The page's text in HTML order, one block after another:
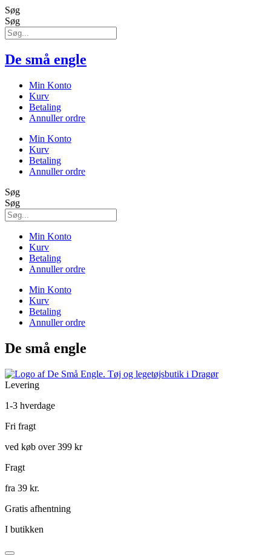
Søg
Søg
De små engle
Min Konto
Kurv
Betaling
Annuller ordre
Min Konto
Kurv
Betaling
Annuller ordre
Søg
Søg
Min Konto
Kurv
Betaling
Annuller ordre
Min Konto
Kurv
Betaling
Annuller ordre
De små engle
Levering
1-3 hverdage
Fri fragt
ved køb over 399 kr
Fragt
fra 39 kr.
Gratis afhentning
I butikken